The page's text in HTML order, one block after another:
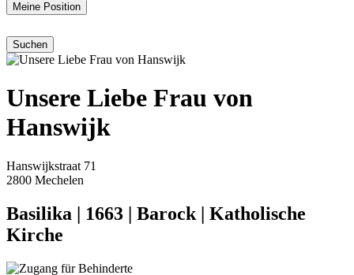
Meine Position
Unsere Liebe Frau von
Hanswijk
Hanswijkstraat 71
2800 Mechelen
Basilika | 1663 | Barock | Katholische
Kirche